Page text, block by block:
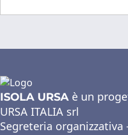
ISOLA URSA è un
URSA ITALIA srl
Segreteria organizzativa